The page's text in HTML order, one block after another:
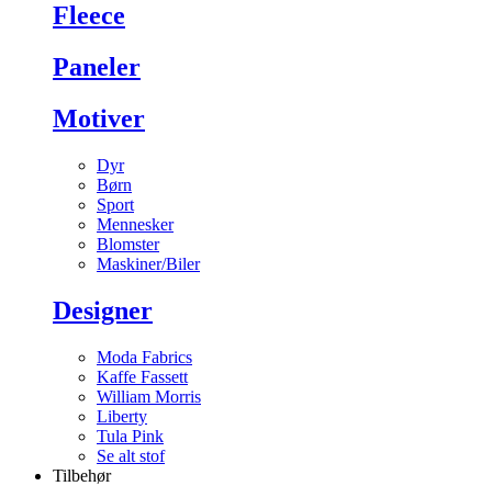
Fleece
Paneler
Motiver
Dyr
Børn
Sport
Mennesker
Blomster
Maskiner/Biler
Designer
Moda Fabrics
Kaffe Fassett
William Morris
Liberty
Tula Pink
Se alt stof
Tilbehør